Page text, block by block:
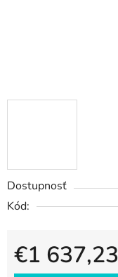
Dostupnosť
Kód:
€1 637,23